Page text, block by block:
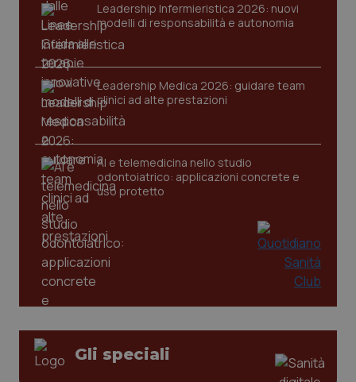
Leadership Infermieristica 2026: nuovi
modelli di responsabilità e autonomia
Leadership Medica 2026: guidare team
clinici ad alte prestazioni
AI e telemedicina nello studio
odontoiatrico: applicazioni concrete e
uso protetto
Gli speciali
tracking-sites-ironfish-
session-id
www.quotidianosanita.it
_ga